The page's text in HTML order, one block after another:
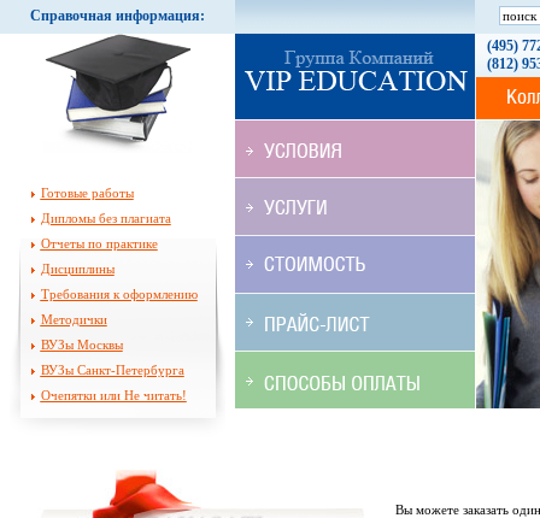
Справочная информация:
Готовые работы
Дипломы без плагиата
Отчеты по практике
Дисциплины
Требования к оформлению
Методички
ВУЗы Москвы
ВУЗы Санкт-Петербурга
Очепятки или Не читать!
(495)
(812)
Вы можете заказать